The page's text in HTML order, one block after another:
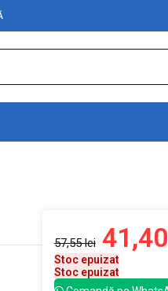
57,55lei 41,40
Stoc epuizat
Stoc epuizat